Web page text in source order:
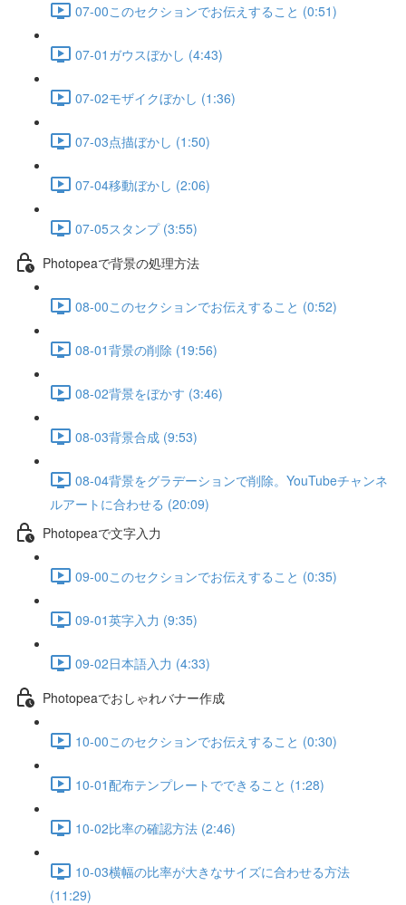
07-00このセクションでお伝えすること (0:51)
07-01ガウスぼかし (4:43)
07-02モザイクぼかし (1:36)
07-03点描ぼかし (1:50)
07-04移動ぼかし (2:06)
07-05スタンプ (3:55)
Photopeaで背景の処理方法
08-00このセクションでお伝えすること (0:52)
08-01背景の削除 (19:56)
08-02背景をぼかす (3:46)
08-03背景合成 (9:53)
08-04背景をグラデーションで削除。YouTubeチャンネ
ルアートに合わせる (20:09)
Photopeaで文字入力
09-00このセクションでお伝えすること (0:35)
09-01英字入力 (9:35)
09-02日本語入力 (4:33)
Photopeaでおしゃれバナー作成
10-00このセクションでお伝えすること (0:30)
10-01配布テンプレートでできること (1:28)
10-02比率の確認方法 (2:46)
10-03横幅の比率が大きなサイズに合わせる方法
(11:29)